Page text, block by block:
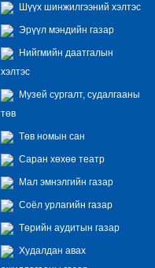
Шүүх шинжилгээний хэлтэс
Эрүүл мэндийн газар
Нийгмийн даатгалын
хэлтэс
Музей сургалт, судалгааны
төв
Төв номын сан
Саран хөхөө театр
Мал эмнэлгийн газар
Соёл урлагийн газар
Төрийн аудитын газар
Худалдан авах